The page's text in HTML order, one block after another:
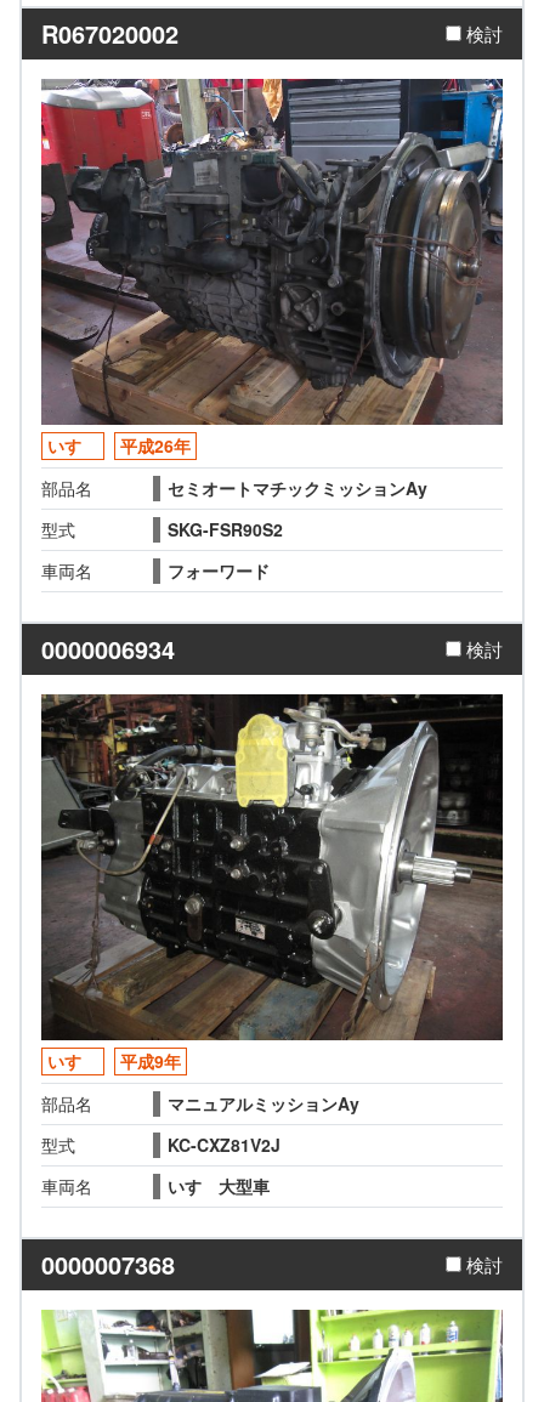
R067020002 検討
いすゞ
平成26年
部品名
セミオートマチックミッションAy
型式
SKG-FSR90S2
車両名
フォーワード
0000006934 検討
いすゞ
平成9年
部品名
マニュアルミッションAy
型式
KC-CXZ81V2J
車両名
いすゞ大型車
0000007368 検討